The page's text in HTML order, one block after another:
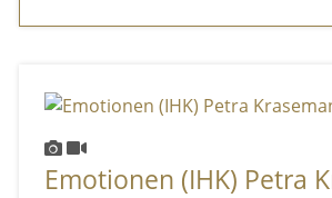
Emotionen (IHK) Petra